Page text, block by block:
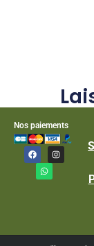
Nos paiements